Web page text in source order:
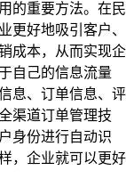
的重要方法。在民
更好地吸引客户、
成本，从而实现企
自己的信息流量
息、订单信息、评
渠道订单管理技
身份进行自动识
，企业就可以更好